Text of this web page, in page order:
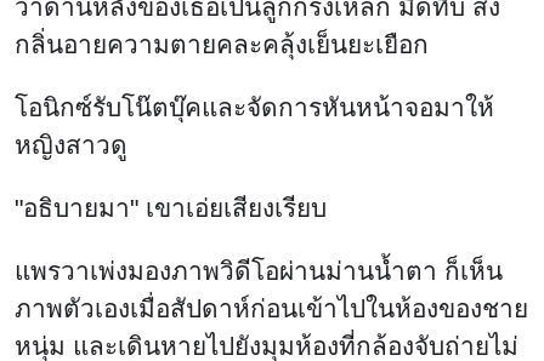
ว่าด้านหลังของเธอเป็นลูกกรงเหล็ก มืดทึบ ส่ง
กลิ่นอายความตายคละคลุ้งเย็นยะเยือก
โอนิกซ์รับโน๊ตบุ๊คและจัดการหันหน้าจอมาให้
หญิงสาวดู
"อธิบายมา" เขาเอ่ยเสียงเรียบ
แพรวาเพ่งมองภาพวิดีโอผ่านม่านน้ำตา ก็เห็น
ภาพตัวเองเมื่อสัปดาห์ก่อนเข้าไปในห้องของชาย
หนุ่ม และเดินหายไปยังมุมห้องที่กล้องจับถ่ายไม่